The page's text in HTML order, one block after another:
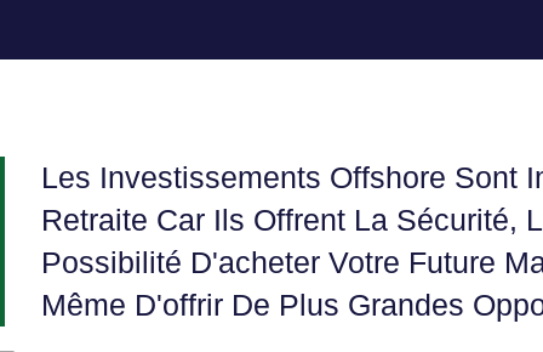
Les Investissements Offshore Sont
Retraite Car Ils Offrent La Sécurité,
Possibilité D'acheter Votre Future
Même D'offrir De Plus Grandes